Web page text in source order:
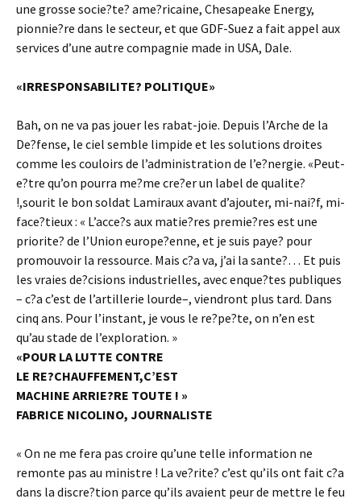
une grosse socie?te? ame?ricaine, Chesapeake Energy,
pionnie?re dans le secteur, et que GDF-Suez a fait appel aux
services d’une autre compagnie made in USA, Dale.
«IRRESPONSABILITE? POLITIQUE»
Bah, on ne va pas jouer les rabat-joie. Depuis l’Arche de la
De?fense, le ciel semble limpide et les solutions droites
comme les couloirs de l’administration de l’e?nergie. «Peut-
e?tre qu’on pourra me?me cre?er un label de qualite?
!,sourit le bon soldat Lamiraux avant d’ajouter, mi-nai?f, mi-
face?tieux : « L’acce?s aux matie?res premie?res est une
priorite? de l’Union europe?enne, et je suis paye? pour
promouvoir la ressource. Mais c?a va, j’ai la sante?… Et puis
les vraies de?cisions industrielles, avec enque?tes publiques
– c?a c’est de l’artillerie lourde–, viendront plus tard. Dans
cinq ans. Pour l’instant, je vous le re?pe?te, on n’en est
qu’au stade de l’exploration. »
«POUR LA LUTTE CONTRE
LE RE?CHAUFFEMENT,C’EST
MACHINE ARRIE?RE TOUTE ! »
FABRICE NICOLINO, JOURNALISTE
« On ne me fera pas croire qu’une telle information ne
remonte pas au ministre ! La ve?rite? c’est qu’ils ont fait c?a
dans la discre?tion parce qu’ils avaient peur de mettre le feu